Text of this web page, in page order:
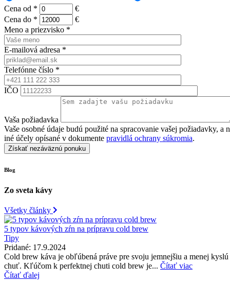
Cena od *
€
Cena do *
€
Meno a priezvisko *
E-mailová adresa *
Telefónne číslo *
IČO
Vaša požiadavka
Vaše osobné údaje budú použité na spracovanie vašej požiadavky, a
iné účely opísané v dokumente pravidlá ochrany súkromia.
Blog
Zo sveta kávy
Všetky články
5 typov kávových zŕn na prípravu cold brew
Tipy
Pridané: 17.9.2024
Cold brew káva je obľúbená práve pre svoju jemnejšiu a menej kyslú
chuť. Kľúčom k perfektnej chuti cold brew je... Čítať viac
Čítať ďalej